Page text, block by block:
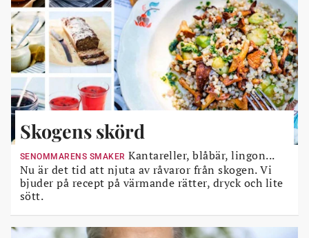
Skogens skörd
SENOMMARENS SMAKER Kantareller, blåbär, lingon...
Nu är det tid att njuta av råvaror från skogen. Vi
bjuder på recept på värmande rätter, dryck och lite
sött.